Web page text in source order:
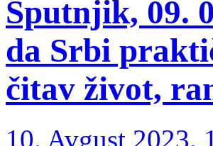
Sputnjik, 09.
da Srbi
čitav život,
10. Avgust 2023.